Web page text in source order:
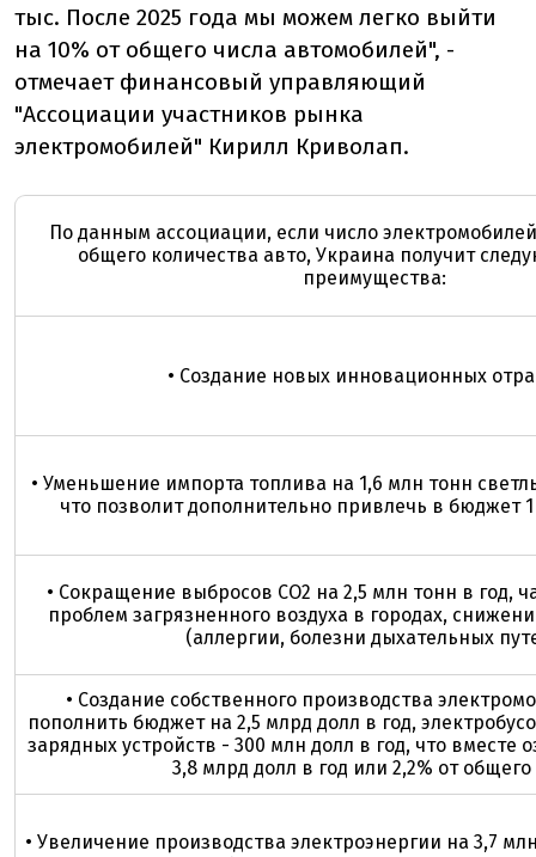
тыс. После 2025 года мы можем легко выйти
на 10% от общего числа автомобилей", -
отмечает финансовый управляющий
"Ассоциации участников рынка
электромобилей" Кирилл Криволап.
По данным ассоциации, если число электромобилей
общего количества авто, Украина получит
преимущества:
• Создание новых инновационных
• Уменьшение импорта топлива на 1,6 млн тонн
что позволит дополнительно привлечь в бюджет
• Сокращение выбросов СО2 на 2,5 млн тонн в год,
проблем загрязненного воздуха в городах,
(аллергии, болезни дыхательных
• Создание собственного производства
пополнить бюджет на 2,5 млрд долл в год,
зарядных устройств - 300 млн долл в год, что вместе
3,8 млрд долл в год или 2,2% от
• Увеличение производства электроэнергии на 3,7